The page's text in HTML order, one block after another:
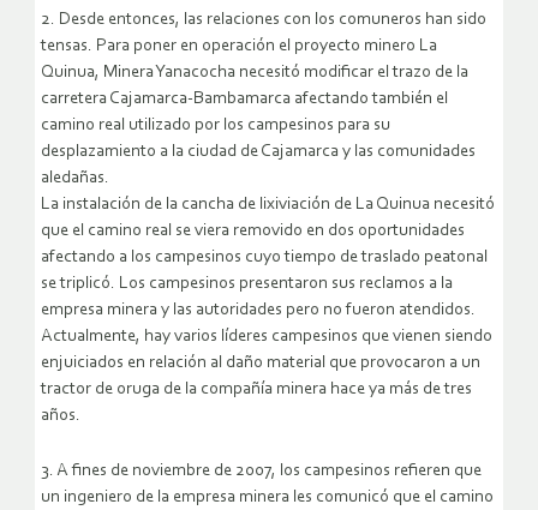
2. Desde entonces, las relaciones con los comuneros han sido
tensas. Para poner en operación el proyecto minero La
Quinua, Minera Yanacocha necesitó modificar el trazo de la
carretera Cajamarca-Bambamarca afectando también el
camino real utilizado por los campesinos para su
desplazamiento a la ciudad de Cajamarca y las comunidades
aledañas.
La instalación de la cancha de lixiviación de La Quinua necesitó
que el camino real se viera removido en dos oportunidades
afectando a los campesinos cuyo tiempo de traslado peatonal
se triplicó. Los campesinos presentaron sus reclamos a la
empresa minera y las autoridades pero no fueron atendidos.
Actualmente, hay varios líderes campesinos que vienen siendo
enjuiciados en relación al daño material que provocaron a un
tractor de oruga de la compañía minera hace ya más de tres
años.
3. A fines de noviembre de 2007, los campesinos refieren que
un ingeniero de la empresa minera les comunicó que el camino